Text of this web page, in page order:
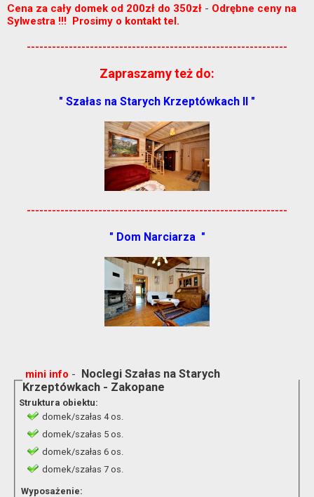
Cena za cały domek od 200zł do 350zł - Odrębne ceny na
Sylwestra !!! Prosimy o kontakt tel.
--------------------------------------------------------------
Zapraszamy też do:
" Szałas na Starych Krzeptówkach II "
--------------------------------------------------------------
" Dom Narciarza "
mini info - Noclegi Szałas na Starych
Krzeptówkach - Zakopane
Struktura obiektu:
domek/szałas 4 os.
domek/szałas 5 os.
domek/szałas 6 os.
domek/szałas 7 os.
Wyposażenie: